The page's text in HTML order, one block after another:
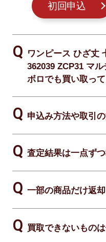
初回申込
ワンピース ひざ丈
362039 ZCP31 マ
ボロでも買い取っ
申込み方法や取引
査定結果は一点ず
一部の商品だけ返
買取できないもの